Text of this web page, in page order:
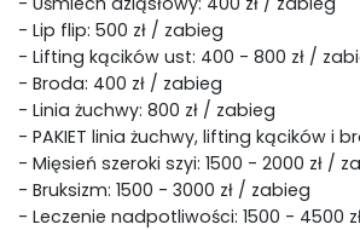
- Lip flip: 500 zł / zabieg
- Lifting kącików ust: 400 - 800 zł /
- Broda: 400 zł / zabieg
- Linia żuchwy: 800 zł / zabieg
- PAKIET linia żuchwy, lifting kącików i
- Mięsień szeroki szyi: 1500 - 2000 zł /
- Bruksizm: 1500 - 3000 zł / zabieg
- Leczenie nadpotliwości: 1500 - 4500